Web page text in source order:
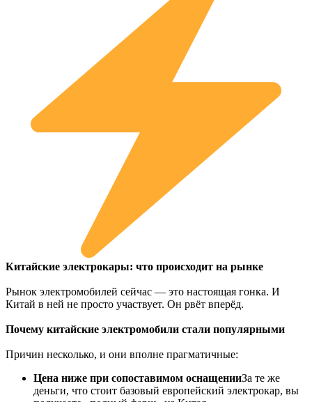
Китайские электрокары: что происходит на рынке
Рынок электромобилей сейчас — это настоящая гонка. И
Китай в ней не просто участвует. Он рвёт вперёд.
Почему китайские электромобили стали популярными
Причин несколько, и они вполне прагматичные:
Цена ниже при сопоставимом оснащенииЗа те же
деньги, что стоит базовый европейский электрокар, вы